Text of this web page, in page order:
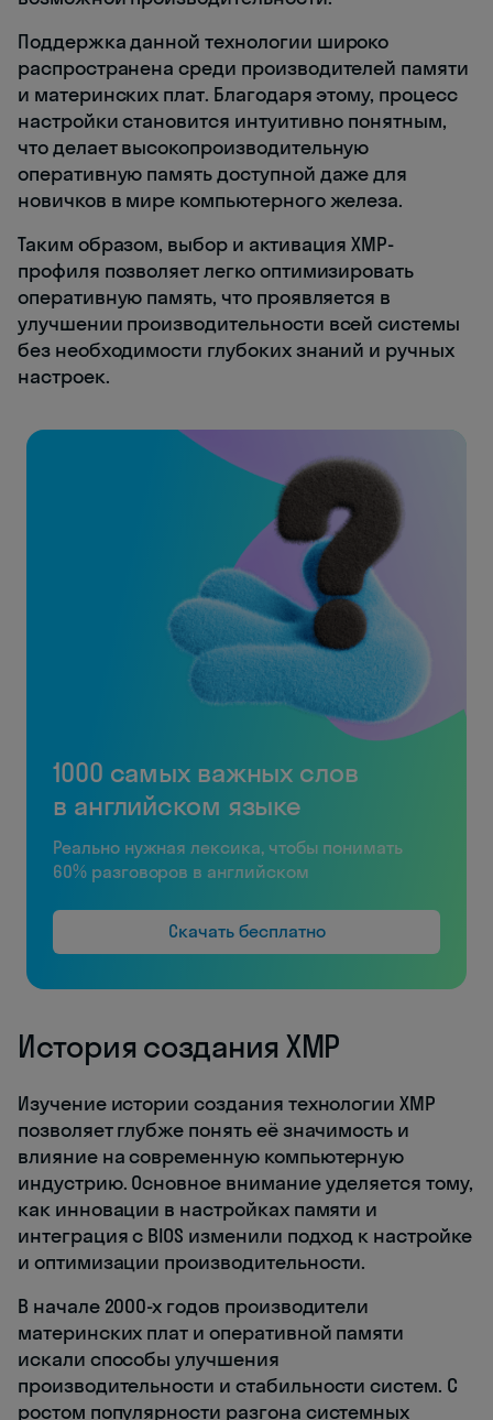
Поддержка данной технологии широко
распространена среди производителей памяти
и материнских плат. Благодаря этому, процесс
настройки становится интуитивно понятным,
что делает высокопроизводительную
оперативную память доступной даже для
новичков в мире компьютерного железа.
Таким образом, выбор и активация XMP-
профиля позволяет легко оптимизировать
оперативную память, что проявляется в
улучшении производительности всей системы
без необходимости глубоких знаний и ручных
настроек.
1000 самых важных слов
в английском языке
Реально нужная лексика, чтобы понимать
60% разговоров в английском
Скачать бесплатно
История создания XMP
Изучение истории создания технологии XMP
позволяет глубже понять её значимость и
влияние на современную компьютерную
индустрию. Основное внимание уделяется тому,
как инновации в настройках памяти и
интеграция с BIOS изменили подход к настройке
и оптимизации производительности.
В начале 2000-х годов производители
материнских плат и оперативной памяти
искали способы улучшения
производительности и стабильности систем. С
ростом популярности разгона системных